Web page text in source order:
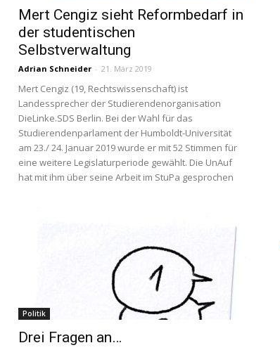
Mert Cengiz sieht Reformbedarf in
der studentischen
Selbstverwaltung
Adrian Schneider - 21. März 2019
Mert Cengiz (19, Rechtswissenschaft) ist
Landessprecher der Studierendenorganisation
DieLinke.SDS Berlin. Bei der Wahl für das
Studierendenparlament der Humboldt-Universität
am 23./ 24. Januar 2019 wurde er mit 52 Stimmen für
eine weitere Legislaturperiode gewählt. Die UnAuf
hat mit ihm über seine Arbeit im StuPa gesprochen
Politik
Drei Fragen an…